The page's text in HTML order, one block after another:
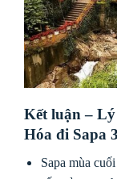
Kết luận –
Hóa đi Sapa
Sapa mùa